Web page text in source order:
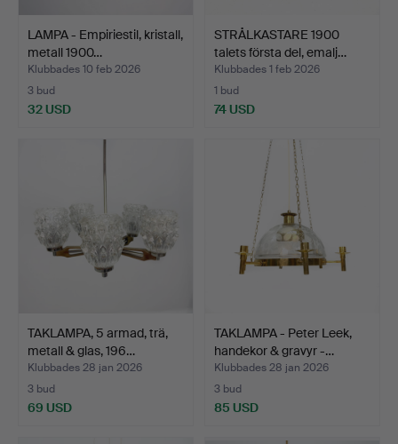
LAMPA - Empiriestil, kristall,
metall 1900…
Klubbades 10 feb 2026
3 bud
32 USD
STRÅLKASTARE 1900
talets första del, emalj…
Klubbades 1 feb 2026
1 bud
74 USD
TAKLAMPA, 5 armad, trä,
metall & glas, 196…
Klubbades 28 jan 2026
3 bud
69 USD
TAKLAMPA - Peter Leek,
handekor & gravyr -…
Klubbades 28 jan 2026
3 bud
85 USD